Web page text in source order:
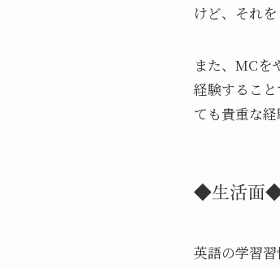
けど、それ
また、MCを
経験するこ
ても貴重な
◆生活面
英語の学習習